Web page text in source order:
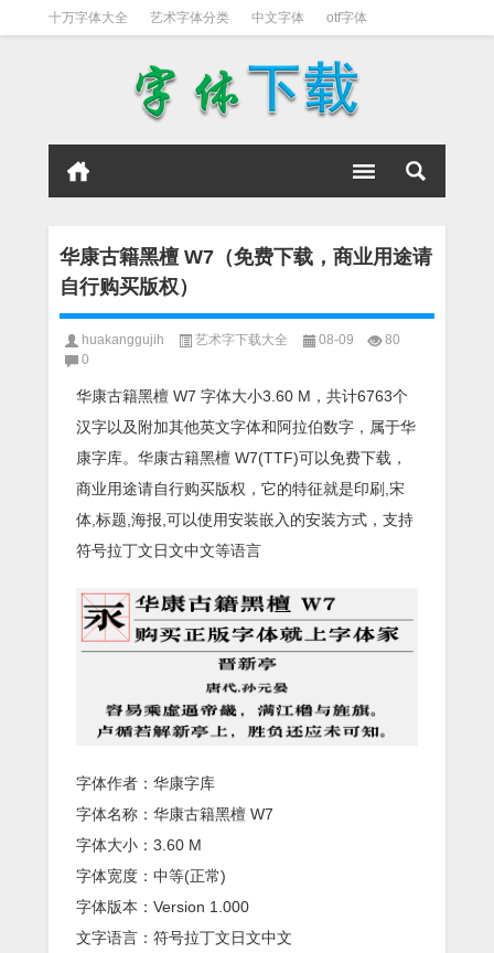
十万字体大全 艺术字体分类 中文字体 otf字体
华康古籍黑檀 W7（免费下载，商业用途请
自行购买版权）
huakanggujih 艺术字下载大全 08-09
80
0
华康古籍黑檀 W7 字体大小3.60 M，共计6763个
汉字以及附加其他英文字体和阿拉伯数字，属于华
康字库。华康古籍黑檀 W7(TTF)可以免费下载，
商业用途请自行购买版权，它的特征就是印刷,宋
体,标题,海报,可以使用安装嵌入的安装方式，支持
符号拉丁文日文中文等语言
字体作者：华康字库
字体名称：华康古籍黑檀 W7
字体大小：3.60 M
字体宽度：中等(正常)
字体版本：Version 1.000
文字语言：符号拉丁文日文中文